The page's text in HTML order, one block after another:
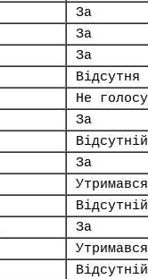
За
За
За
Відсутня
Не
За
Відсутній
За
Утримався
Відсутній
За
Утримався
Відсутній